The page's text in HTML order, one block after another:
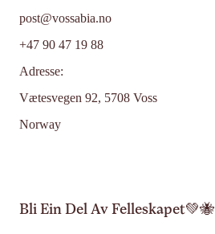
post@vossabia.no
+47 90 47 19 88
Adresse:
Vætesvegen 92, 5708 Voss
Norway
Bli Ein Del Av Felleskapet💚🐝